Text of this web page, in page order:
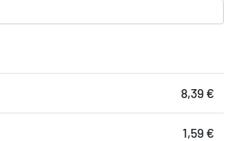
8,39 €
1,59 €